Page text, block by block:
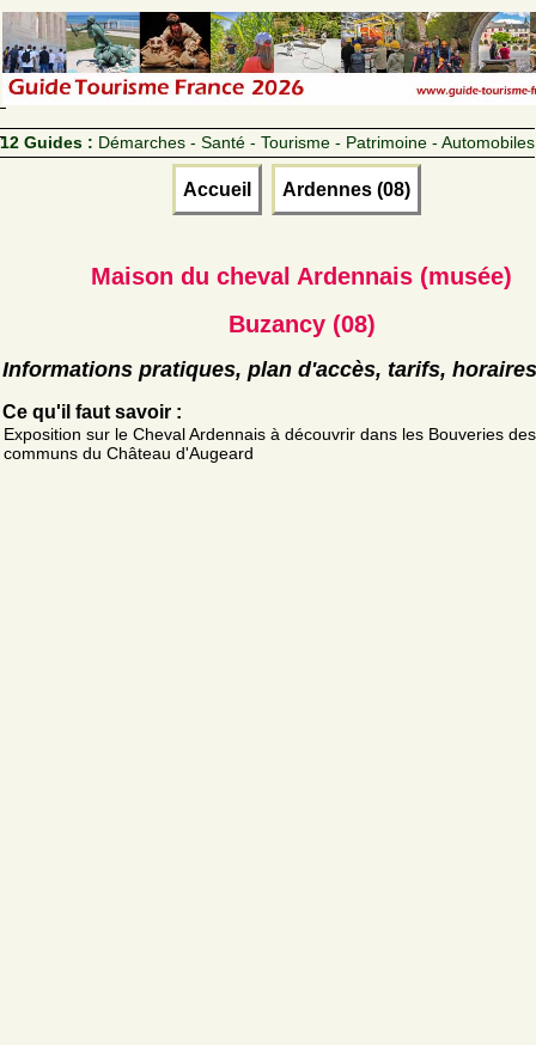
12 Guides : Démarches - Santé - Tourisme - Patrimoine - Automobiles
Accueil Ardennes (08)
Maison du cheval Ardennais (musée)
Buzancy (08)
Informations pratiques, plan d'accès, tarifs, horaires
Ce qu'il faut savoir :
Exposition sur le Cheval Ardennais à découvrir dans les Bouveries des
communs du Château d'Augeard